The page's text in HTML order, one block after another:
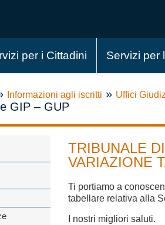
per i Cittadini Servizi per
Informazioni agli iscritti » Uffici
GIP – GUP
TRIBUNALE
VARIAZIONE
Ti portiamo a
tabellare relativa alla
I nostri migliori saluti.